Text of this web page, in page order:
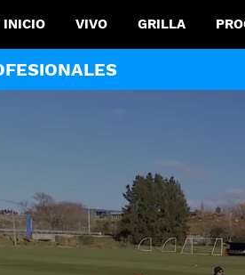
INICIO VIVO GRILLA